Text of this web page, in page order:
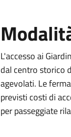
L'accesso ai
dal centro storico
agevolati. Le
previsti costi di
per passeggiate